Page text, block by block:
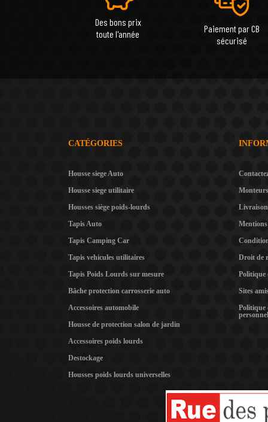
Des bons prix
toute l'année
Paiement par CB
sécurisé
CATÉGORIES
Housse siege Auto
Housse siege utilitaire
Housses siège poids-lourds
Tapis Auto
Tapis Camping Car
Tapis vehicules utilitaires
Tapis Poids Lourds sur mesure
Bâche protection carrosserie auto
Accessoires automobile
Housse de protection salon de jardin
Accessoires poids lourds
Destockage
Housses poids lourds universelles
Monteurs
Livraison
Mentions
Droit de
Politique
Sites
Politique